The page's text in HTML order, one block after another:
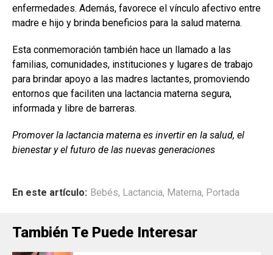
enfermedades. Además, favorece el vínculo afectivo entre
madre e hijo y brinda beneficios para la salud materna.
Esta conmemoración también hace un llamado a las
familias, comunidades, instituciones y lugares de trabajo
para brindar apoyo a las madres lactantes, promoviendo
entornos que faciliten una lactancia materna segura,
informada y libre de barreras.
Promover la lactancia materna es invertir en la salud, el
bienestar y el futuro de las nuevas generaciones
En este artículo: Bebés, Lactancia, Materna, Portada
También Te Puede Interesar